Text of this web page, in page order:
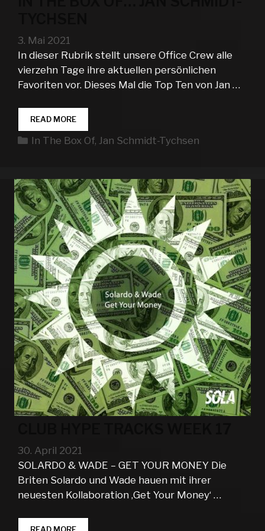
3. Mai 2021
In dieser Rubrik stellt unsere Office Crew alle
vierzehn Tage ihre aktuellen persönlichen
Favoriten vor. Dieses Mal die Top Ten von Jan …
READ MOREIN
THE
BOX
TYCHSEN
Kategorien
In The Box Of, Jan Schmidt-Tychsen
30. April 2021
SOLARDO & WADE – GET YOUR MONEY Die
Briten Solardo und Wade hauen mit ihrer
neuesten Kollaboration ‚Get Your Money‘ …
CLUB